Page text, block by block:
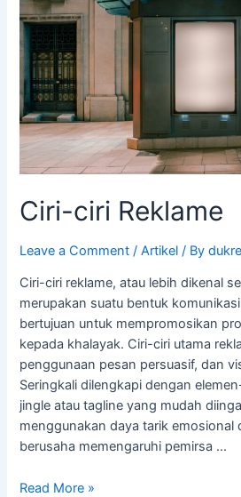
Ciri-ciri Reklame
Leave a Comment /Artikel / By
Ciri-ciri reklame, atau lebih dikenal
merupakan suatu bentuk
bertujuan untuk mempromosikan
kepada khalayak. Ciri-ciri utama
penggunaan pesan persuasif, dan
Seringkali dilengkapi dengan
jingle atau tagline yang mudah
menggunakan daya tarik emosional
berusaha memengaruhi pemirsa …
Read More »